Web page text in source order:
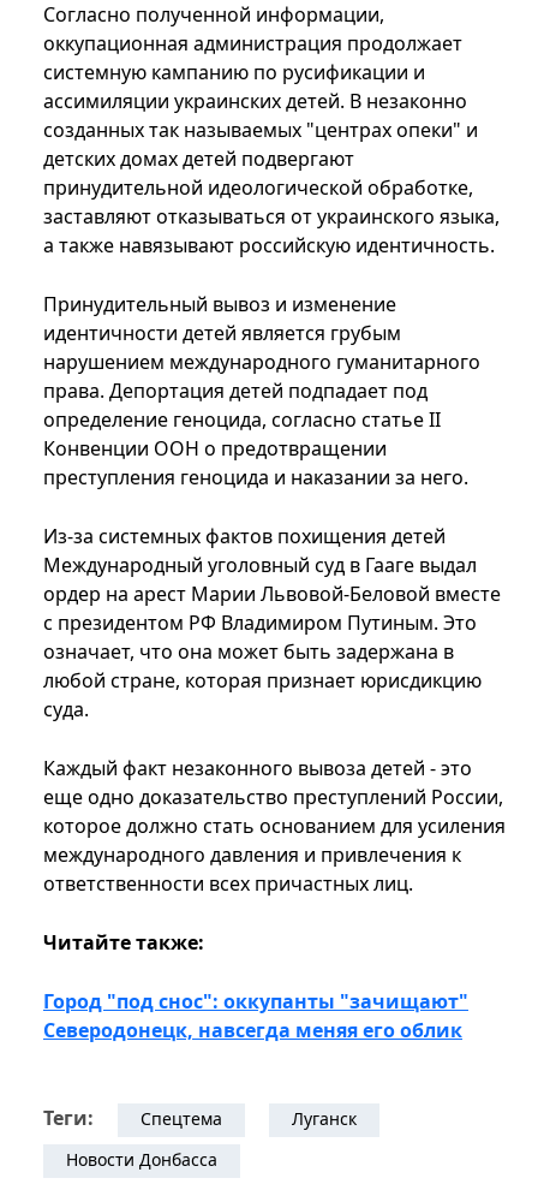
Согласно полученной информации,
оккупационная администрация продолжает
системную кампанию по русификации и
ассимиляции украинских детей. В незаконно
созданных так называемых "центрах опеки" и
детских домах детей подвергают
принудительной идеологической обработке,
заставляют отказываться от украинского языка,
а также навязывают российскую идентичность.
Принудительный вывоз и изменение
идентичности детей является грубым
нарушением международного гуманитарного
права. Депортация детей подпадает под
определение геноцида, согласно статье II
Конвенции ООН о предотвращении
преступления геноцида и наказании за него.
Из-за системных фактов похищения детей
Международный уголовный суд в Гааге выдал
ордер на арест Марии Львовой-Беловой вместе
с президентом РФ Владимиром Путиным. Это
означает, что она может быть задержана в
любой стране, которая признает юрисдикцию
суда.
Каждый факт незаконного вывоза детей - это
еще одно доказательство преступлений России,
которое должно стать основанием для усиления
международного давления и привлечения к
ответственности всех причастных лиц.
Читайте также:
Город "под снос": оккупанты "зачищают"
Северодонецк, навсегда меняя его облик
Теги: Спецтема
Луганск
Новости Донбасса